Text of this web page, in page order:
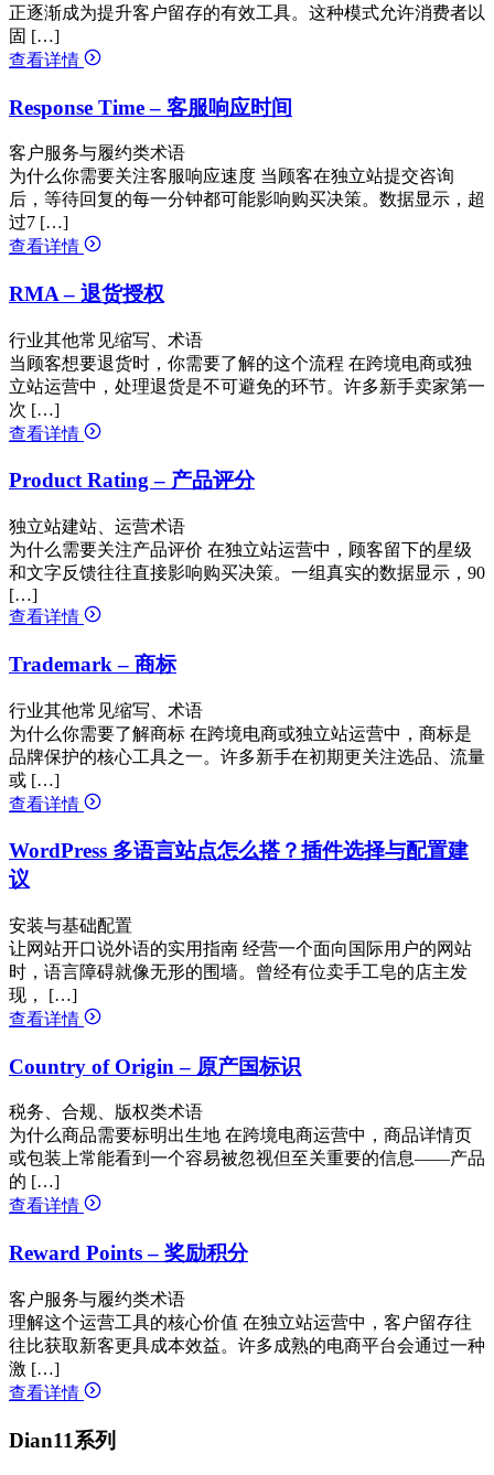
正逐渐成为提升客户留存的有效工具。这种模式允许消费者以
固 […]
查看详情
Response Time – 客服响应时间
客户服务与履约类术语
为什么你需要关注客服响应速度 当顾客在独立站提交咨询
后，等待回复的每一分钟都可能影响购买决策。数据显示，超
过7 […]
查看详情
RMA – 退货授权
行业其他常见缩写、术语
当顾客想要退货时，你需要了解的这个流程 在跨境电商或独
立站运营中，处理退货是不可避免的环节。许多新手卖家第一
次 […]
查看详情
Product Rating – 产品评分
独立站建站、运营术语
为什么需要关注产品评价 在独立站运营中，顾客留下的星级
和文字反馈往往直接影响购买决策。一组真实的数据显示，90
[…]
查看详情
Trademark – 商标
行业其他常见缩写、术语
为什么你需要了解商标 在跨境电商或独立站运营中，商标是
品牌保护的核心工具之一。许多新手在初期更关注选品、流量
或 […]
查看详情
WordPress 多语言站点怎么搭？插件选择与配置建
议
安装与基础配置
让网站开口说外语的实用指南 经营一个面向国际用户的网站
时，语言障碍就像无形的围墙。曾经有位卖手工皂的店主发
现， […]
查看详情
Country of Origin – 原产国标识
税务、合规、版权类术语
为什么商品需要标明出生地 在跨境电商运营中，商品详情页
或包装上常能看到一个容易被忽视但至关重要的信息——产品
的 […]
查看详情
Reward Points – 奖励积分
客户服务与履约类术语
理解这个运营工具的核心价值 在独立站运营中，客户留存往
往比获取新客更具成本效益。许多成熟的电商平台会通过一种
激 […]
查看详情
Dian11系列